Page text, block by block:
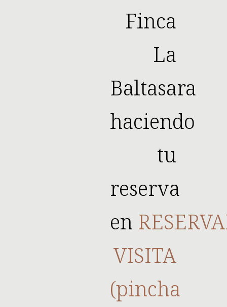
Finca
La
Baltasara
haciendo
tu
reserva
en
VISITA
(pincha